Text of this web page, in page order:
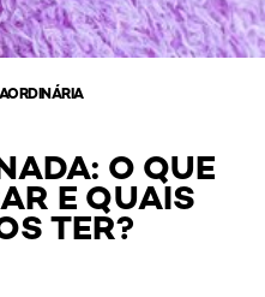
O QUE
E QUAIS
TER?